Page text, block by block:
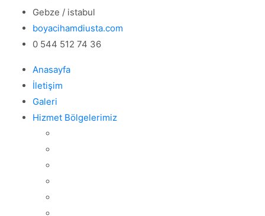
Gebze / istabul
boyacihamdiusta.com
0 544 512 74 36
Anasayfa
İletişim
Galeri
Hizmet Bölgelerimiz